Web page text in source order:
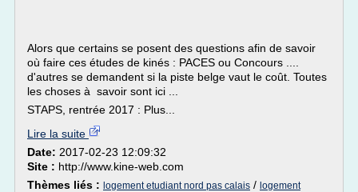
Alors que certains se posent des questions afin de savoir
où faire ces études de kinés : PACES ou Concours ....
d'autres se demandent si la piste belge vaut le coût. Toutes
les choses à savoir sont ici ...
STAPS, rentrée 2017 : Plus...
Lire la suite
Date: 2017-02-23 12:09:32
Site : http://www.kine-web.com
Thèmes liés : logement etudiant nord pas calais / logement